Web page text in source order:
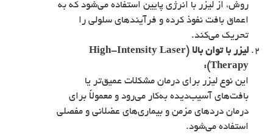
روش، از لیزر با انرژی پایین استفاده می‌شود که به
اعماق بافت نفوذ کرده و فرآیندهای سلولی را
تحریک می‌کند.
لیزر با توان بالا (High-Intensity Laser
Therapy):
این نوع لیزر برای درمان مشکلات عمیق‌تر یا
بافت‌های آسیب‌دیده به‌کار می‌رود و معمولاً برای
درمان دردهای مزمن و بیماری‌های عضلانی و مفصلی
استفاده می‌شود.